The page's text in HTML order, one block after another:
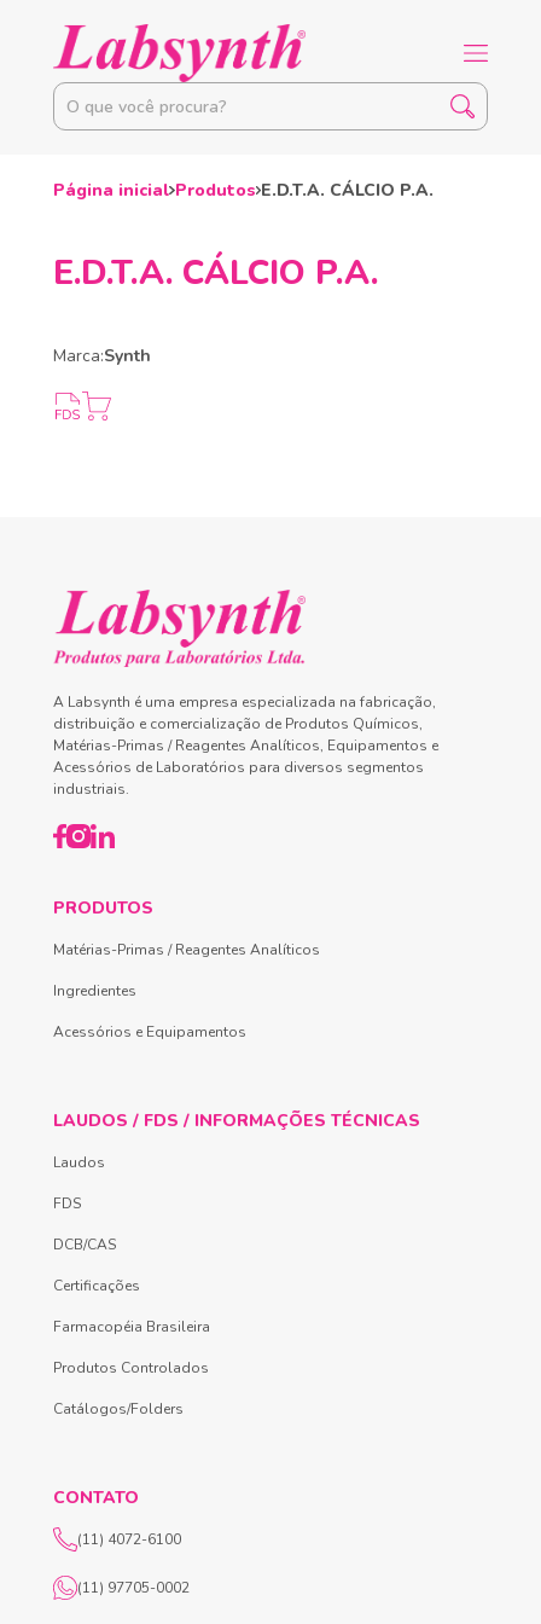
Página inicial Produtos E.D.T.A. CÁLCIO P.A.
E.D.T.A. CÁLCIO P.A.
Marca:Synth
A Labsynth é uma empresa especializada na fabricação,
distribuição e comercialização de Produtos Químicos,
Matérias-Primas / Reagentes Analíticos, Equipamentos e
Acessórios de Laboratórios para diversos segmentos
industriais.
PRODUTOS
Matérias-Primas / Reagentes Analíticos
Ingredientes
Acessórios e Equipamentos
LAUDOS / FDS / INFORMAÇÕES TÉCNICAS
Laudos
FDS
DCB/CAS
Certificações
Farmacopéia Brasileira
Produtos Controlados
Catálogos/Folders
CONTATO
(11) 4072-6100
(11) 97705-0002